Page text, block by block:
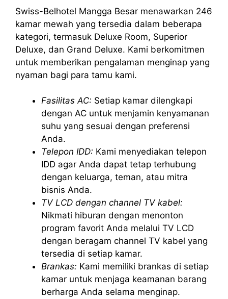
Swiss-Belhotel Mangga Besar menawarkan 246
kamar mewah yang tersedia dalam beberapa
kategori, termasuk Deluxe Room, Superior
Deluxe, dan Grand Deluxe. Kami berkomitmen
untuk memberikan pengalaman menginap yang
nyaman bagi para tamu kami.
Fasilitas AC: Setiap kamar dilengkapi
dengan AC untuk menjamin kenyamanan
suhu yang sesuai dengan preferensi
Anda.
Telepon IDD: Kami menyediakan telepon
IDD agar Anda dapat tetap terhubung
dengan keluarga, teman, atau mitra
bisnis Anda.
TV LCD dengan channel TV kabel:
Nikmati hiburan dengan menonton
program favorit Anda melalui TV LCD
dengan beragam channel TV kabel yang
tersedia di setiap kamar.
Brankas: Kami memiliki brankas di setiap
kamar untuk menjaga keamanan barang
berharga Anda selama menginap.